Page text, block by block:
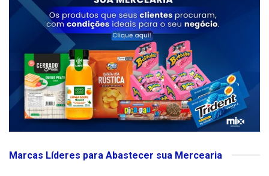
Marcas Líderes para Abastecer sua Mercearia